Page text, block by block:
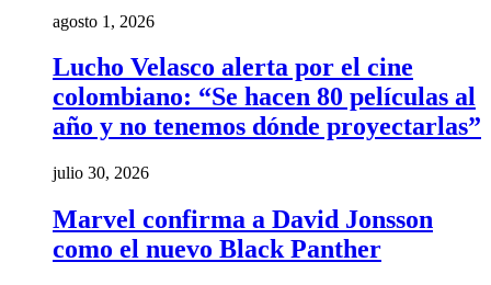
agosto 1, 2026
Lucho Velasco alerta por el cine
colombiano: “Se hacen 80 películas al
año y no tenemos dónde proyectarlas”
julio 30, 2026
Marvel confirma a David Jonsson
como el nuevo Black Panther